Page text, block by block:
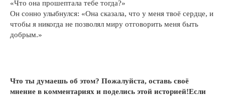
«Что она прошептала тебе тогда?»
Он сонно улыбнулся: «Она сказала, что у меня твоё сердце, и
чтобы я никогда не позволял миру отговорить меня быть
добрым.»
Что ты думаешь об этом? Пожалуйста, оставь своё
мнение в комментариях и поделись этой историей!Если